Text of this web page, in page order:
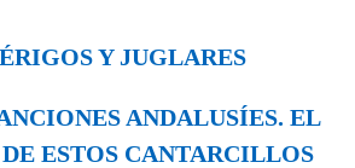
Y JUGLARES
ANDALUSÍES. EL
ESTOS CANTARCILLOS